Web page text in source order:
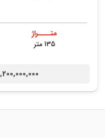
متــــراژ
135 متر
2,200,000,000